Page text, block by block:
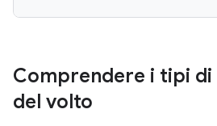
Comprendere i tipi di
del volto